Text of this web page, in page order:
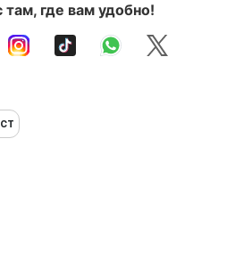
там, где вам удобно!